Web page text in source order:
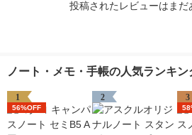
投稿されたレビューはまだ
ノート・メモ・手帳の人気ランキン
1
56%OFF
2 3